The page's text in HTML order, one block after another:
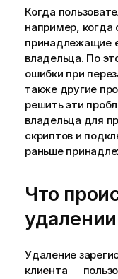
к
и
н
ф
о
р
м
а
ц
и
Когда
например, когда
принадлежащие
владельца. По
ошибки при
также другие
решить эти
владельца для
скриптов и
раньше
Что
Удаление
клиента ―